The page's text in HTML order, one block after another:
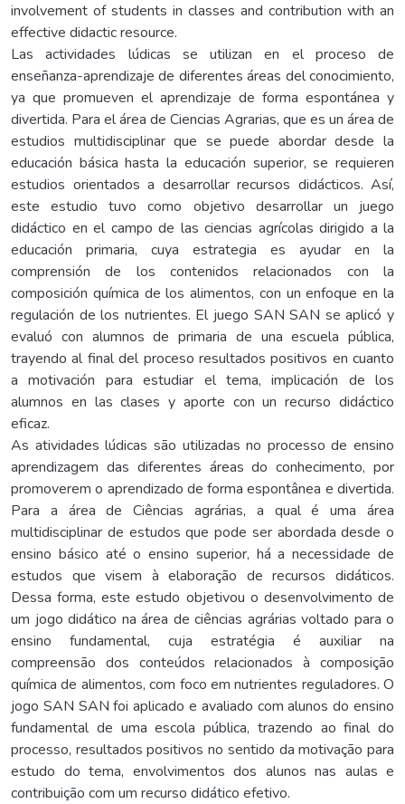
involvement of students in classes and contribution with an
effective didactic resource.
Las actividades lúdicas se utilizan en el proceso de
enseñanza-aprendizaje de diferentes áreas del conocimiento,
ya que promueven el aprendizaje de forma espontánea y
divertida. Para el área de Ciencias Agrarias, que es un área de
estudios multidisciplinar que se puede abordar desde la
educación básica hasta la educación superior, se requieren
estudios orientados a desarrollar recursos didácticos. Así,
este estudio tuvo como objetivo desarrollar un juego
didáctico en el campo de las ciencias agrícolas dirigido a la
educación primaria, cuya estrategia es ayudar en la
comprensión de los contenidos relacionados con la
composición química de los alimentos, con un enfoque en la
regulación de los nutrientes. El juego SAN SAN se aplicó y
evaluó con alumnos de primaria de una escuela pública,
trayendo al final del proceso resultados positivos en cuanto
a motivación para estudiar el tema, implicación de los
alumnos en las clases y aporte con un recurso didáctico
eficaz.
As atividades lúdicas são utilizadas no processo de ensino
aprendizagem das diferentes áreas do conhecimento, por
promoverem o aprendizado de forma espontânea e divertida.
Para a área de Ciências agrárias, a qual é uma área
multidisciplinar de estudos que pode ser abordada desde o
ensino básico até o ensino superior, há a necessidade de
estudos que visem à elaboração de recursos didáticos.
Dessa forma, este estudo objetivou o desenvolvimento de
um jogo didático na área de ciências agrárias voltado para o
ensino fundamental, cuja estratégia é auxiliar na
compreensão dos conteúdos relacionados à composição
química de alimentos, com foco em nutrientes reguladores. O
jogo SAN SAN foi aplicado e avaliado com alunos do ensino
fundamental de uma escola pública, trazendo ao final do
processo, resultados positivos no sentido da motivação para
estudo do tema, envolvimentos dos alunos nas aulas e
contribuição com um recurso didático efetivo.